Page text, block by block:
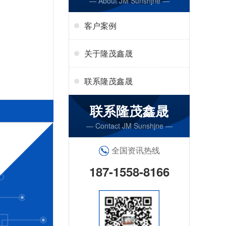
客户案例
关于隆茂鑫晟
联系隆茂鑫晟
联系隆茂鑫晟
— Contact JM Sunshjne —
全国资讯热线
187-1558-8166